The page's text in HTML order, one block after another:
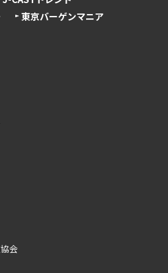
東京バーゲンマニア
会